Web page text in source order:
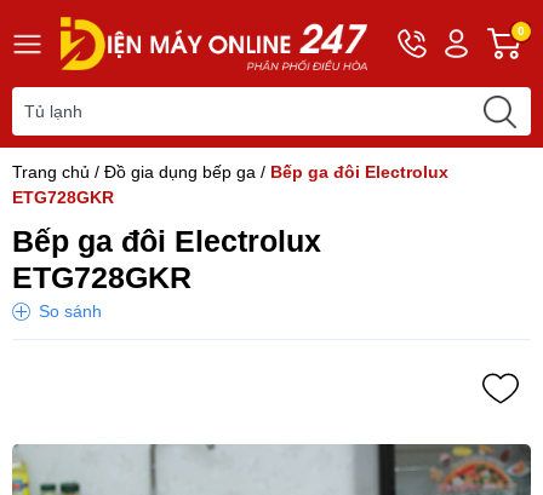
Hotline
0243
Tài
khoản
Khách
0
Trang chủ / Đồ gia dụng bếp ga / Bếp ga đôi Electrolux
ETG728GKR
Bếp ga đôi Electrolux
ETG728GKR
So sánh